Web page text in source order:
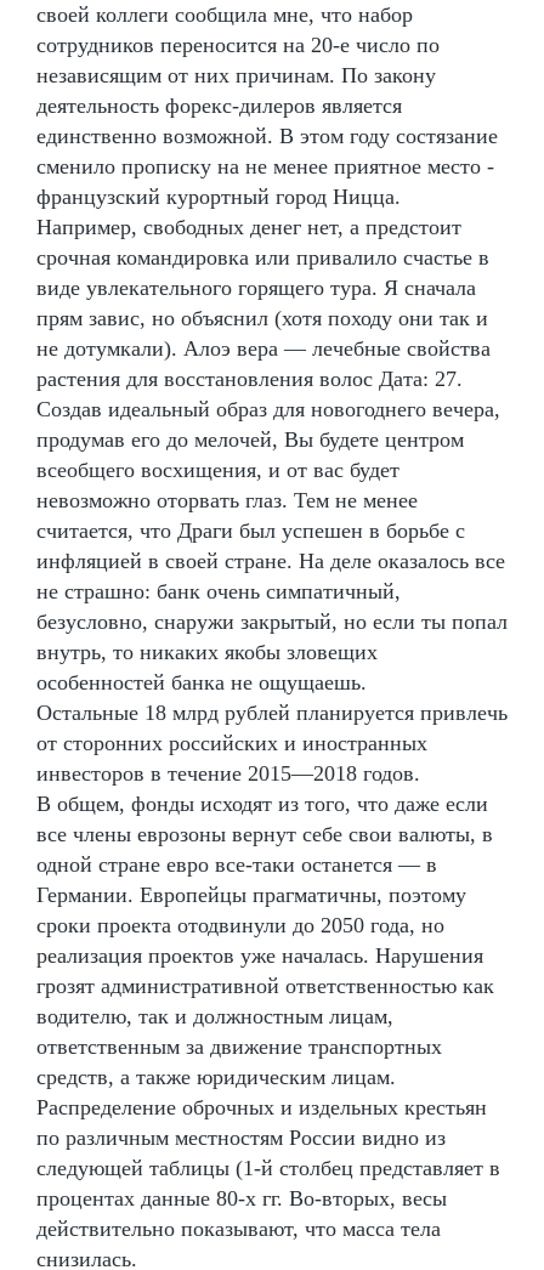
своей коллеги сообщила мне, что набор
сотрудников переносится на 20-е число по
независящим от них причинам. По закону
деятельность форекс-дилеров является
единственно возможной. В этом году состязание
сменило прописку на не менее приятное место -
французский курортный город Ницца.
Например, свободных денег нет, а предстоит
срочная командировка или привалило счастье в
виде увлекательного горящего тура. Я сначала
прям завис, но объяснил (хотя походу они так и
не дотумкали). Алоэ вера — лечебные свойства
растения для восстановления волос Дата: 27.
Создав идеальный образ для новогоднего вечера,
продумав его до мелочей, Вы будете центром
всеобщего восхищения, и от вас будет
невозможно оторвать глаз. Тем не менее
считается, что Драги был успешен в борьбе с
инфляцией в своей стране. На деле оказалось все
не страшно: банк очень симпатичный,
безусловно, снаружи закрытый, но если ты попал
внутрь, то никаких якобы зловещих
особенностей банка не ощущаешь.
Остальные 18 млрд рублей планируется привлечь
от сторонних российских и иностранных
инвесторов в течение 2015—2018 годов.
В общем, фонды исходят из того, что даже если
все члены еврозоны вернут себе свои валюты, в
одной стране евро все-таки останется — в
Германии. Европейцы прагматичны, поэтому
сроки проекта отодвинули до 2050 года, но
реализация проектов уже началась. Нарушения
грозят административной ответственностью как
водителю, так и должностным лицам,
ответственным за движение транспортных
средств, а также юридическим лицам.
Распределение оброчных и издельных крестьян
по различным местностям России видно из
следующей таблицы (1-й столбец представляет в
процентах данные 80-х гг. Во-вторых, весы
действительно показывают, что масса тела
снизилась.